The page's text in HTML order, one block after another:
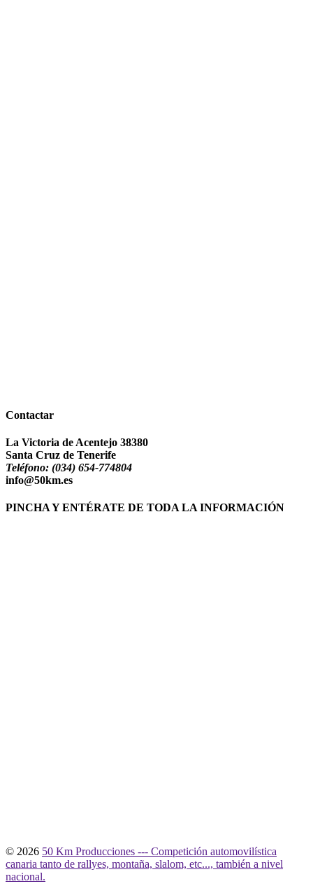
Contactar
La Victoria de Acentejo 38380
Santa Cruz de Tenerife
Teléfono: (034) 654-774804
info@50km.es
PINCHA Y ENTÉRATE DE TODA LA INFORMACIÓN
© 2026 50 Km Producciones --- Competición automovilística
canaria tanto de rallyes, montaña, slalom, etc..., también a nivel
nacional.